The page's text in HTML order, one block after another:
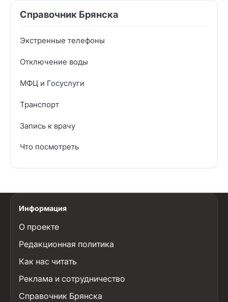
Справочник Брянска
Экстренные телефоны
Отключение воды
МФЦ и Госуслуги
Транспорт
Запись к врачу
Что посмотреть
Информация
О проекте
Редакционная политика
Как нас читать
Реклама и сотрудничество
Справочник Брянска